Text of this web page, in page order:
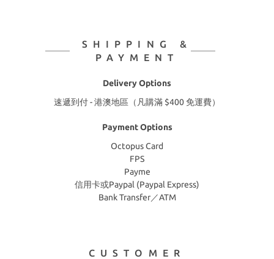
SHIPPING &
PAYMENT
Delivery Options
速遞到付 - 港澳地區（凡購滿 $400 免運費）
Payment Options
Octopus Card
FPS
Payme
信用卡或Paypal (Paypal Express)
Bank Transfer／ATM
CUSTOMER